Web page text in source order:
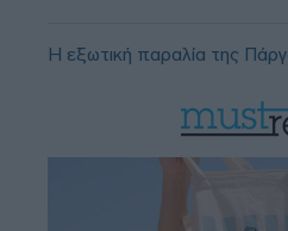
Η εξωτική παραλία της